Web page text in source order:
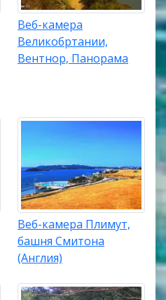
Веб-камера
Великобртании,
Вентнор, Панорама
Веб-камера Плимут,
башня Смитона
(Англия)